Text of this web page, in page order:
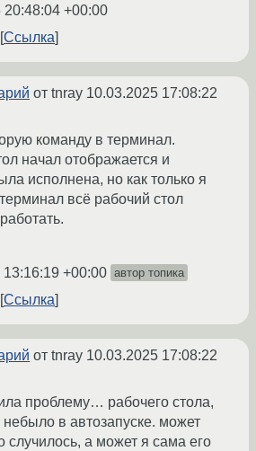
20:48:04 +00:00
Ссылка
от tnray 10.03.2025 17:08:22
команду в терминал.
начал отображается и
исполнена, но как только я
всё рабочий стол
13:16:19 +00:00 автор топика
Ссылка
от tnray 10.03.2025 17:08:22
проблему… рабочего стола,
небыло в автозапуске. может
случилось, а может я сама его